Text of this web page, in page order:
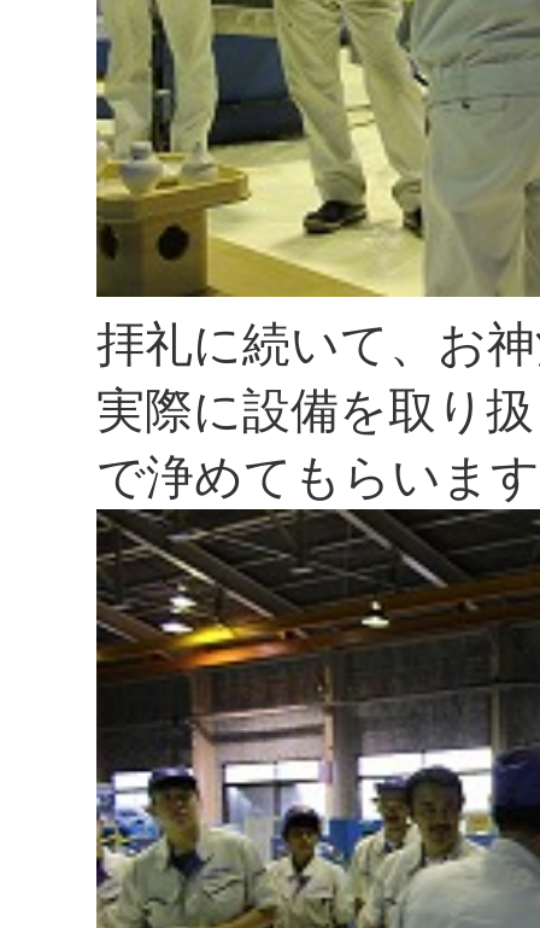
拝礼に続いて、お
実際に設備を取り
で浄めてもらいま